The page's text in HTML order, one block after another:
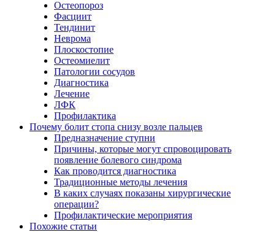
Остеопороз
Фасциит
Тендинит
Неврома
Плоскостопие
Остеомиелит
Патологии сосудов
Диагностика
Лечение
ЛФК
Профилактика
Почему болит стопа снизу возле пальцев
Предназначение ступни
Причины, которые могут спровоцировать
появление болевого синдрома
Как проводится диагностика
Традиционные методы лечения
В каких случаях показаны хирургические
операции?
Профилактические мероприятия
Похожие статьи